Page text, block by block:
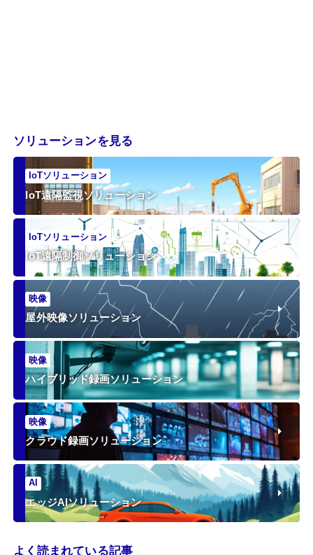
ソリューションを見る
IoTソリューション
IoT遠隔監視ソリューション
IoTソリューション
IoT遠隔制御ソリューション
映像
屋外映像ソリューション
映像
ハイブリッド録画ソリューション
映像
クラウド録画ソリューション
AI
エッジAIソリューション
よく読まれている記事